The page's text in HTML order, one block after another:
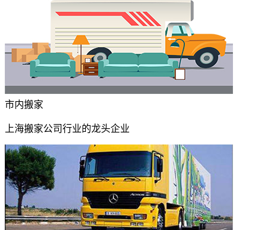
市内搬家
上海搬家公司行业的龙头企业